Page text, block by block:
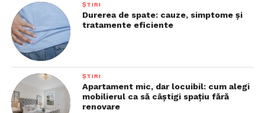
ȘTIRI
Durerea de spate: cauze, simptome și
tratamente eficiente
ȘTIRI
Apartament mic, dar locuibil: cum alegi
mobilierul ca să câștigi spațiu fără
renovare